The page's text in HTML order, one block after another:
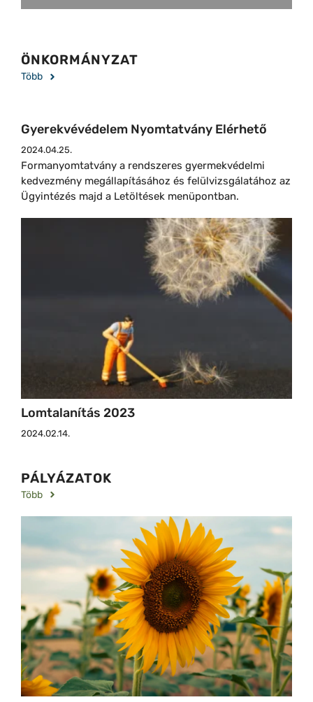
ÖNKORMÁNYZAT
Több
Gyerekvévédelem Nyomtatvány Elérhető
2024.04.25.
Formanyomtatvány a rendszeres gyermekvédelmi
kedvezmény megállapításához és felülvizsgálatához az
Ügyintézés majd a Letöltések menüpontban.
Lomtalanítás 2023
2024.02.14.
PÁLYÁZATOK
Több